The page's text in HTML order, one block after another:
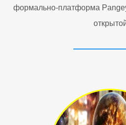
формально-платформа